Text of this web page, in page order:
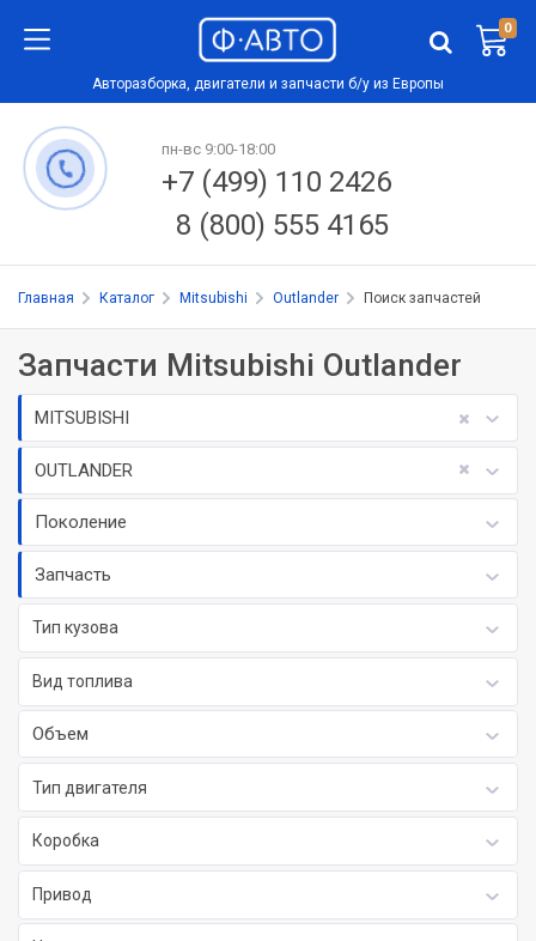
0
Авторазборка, двигатели и запчасти б/у из Европы
пн-вс 9:00-18:00
+7 (499) 110 2426
8 (800) 555 4165
Главная Каталог Mitsubishi Outlander Поиск запчастей
Запчасти Mitsubishi Outlander
MITSUBISHI
OUTLANDER
Поколение
Запчасть
Тип кузова
Вид топлива
Объем
Тип двигателя
Коробка
Привод